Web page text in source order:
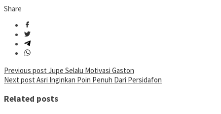
Share
Post
navigation
Previous post Jupe Selalu Motivasi Gaston
Next post Asri Inginkan Poin Penuh Dari Persidafon
Related posts